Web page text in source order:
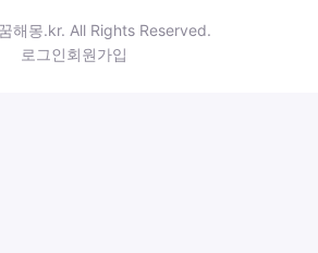
해몽.kr. All Rights Reserved.
로그인회원가입